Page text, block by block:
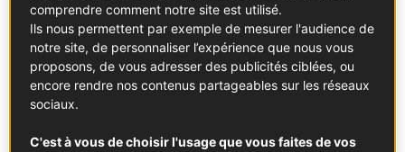
AOP Cabernet d’Anjou
Voir la fiche
AOP Coteaux du Layon
Voir la fiche
comprendre comment notre site est utilisé.
Ils nous permettent par exemple de mesurer l'audience de
notre site, de personnaliser l’expérience que nous vous
proposons, de vous adresser des publicités ciblées, ou
encore rendre nos contenus partageables sur les réseaux
sociaux.
C'est à vous de choisir l'usage que vous faites de vos